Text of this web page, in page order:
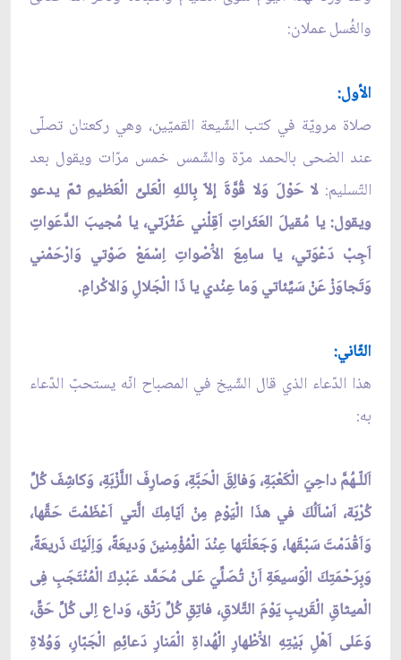
والغُسل عملان:
الأول:
صلاة مرويّة في كتب الشّيعة القميّين، وهي ركعتان تصلّى
عند الضحى بالحمد مرّة والشّمس خمس مرّات ويقول بعد
التّسليم: لا حَوْلَ وَلا قُوَّةَ إلاّ بِاللهِ الْعَلىِّ الْعَظيمِ ثمّ يدعو
ويقول: يا مُقيلَ العَثَراتِ اَقِلْني عَثْرَتي، يا مُجيبَ الدَّعَواتِ
اَجِبْ دَعْوَتي، يا سامِعَ الاَْصْواتِ اِسْمَعْ صَوْتي وَارْحَمْني
وَتَجاوَزْ عَنْ سَيِّئاتي وَما عِنْدي يا ذَا الْجَلالِ وَالاكْرامِ.
الثّاني:
هذا الدّعاء الذي قال الشّيخ في المصباح انّه يستحبّ الدّعاء
به:
اَللّـهُمَّ داحِيَ الْكَعْبَةِ، وَفالِقَ الْحَبَّةِ، وَصارِفَ اللَّزْبَةِ، وَكاشِفَ كُلِّ
كُرْبَة، اَسْاَلُكَ في هذَا الْيَوْمِ مِنْ اَيّامِكَ الَّتي اَعْظَمْتَ حَقَّها،
وَاَقْدَمْتَ سَبْقَها، وَجَعَلْتَها عِنْدَ الْمُؤْمِنينَ وَديعَةً، وَاِلَيْكَ ذَريعَةً،
وَبِرَحْمَتِكَ الْوَسيعَةِ اَنْ تُصَلِّيَ عَلى مُحَمَّد عَبْدِكَ الْمُنْتَجَبِ فِى
الْميثاقِ الْقَريبِ يَوْمَ التَّلاقِ، فاتِقِ كُلِّ رَتْق، وَداع اِلى كُلِّ حَقِّ،
وَعَلى اَهْلِ بَيْتِهِ الاَْطْهارِ الْهُداةِ الْمَنارِ دَعائِمِ الْجَبّارِ، وَوُلاةِ